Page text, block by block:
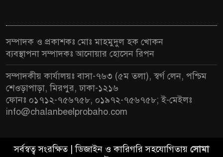
সম্পাদক ও প্রকাশকঃ মোঃ মাহমুদুল হক খোকন
ব্যবস্থাপনা সম্পাদকঃ আনোয়ার হোসেন রিপন
সম্পাদকীয় কার্যালয়ঃ বাসা-৭৬৩ (৫ম তলা), স্বর্গ লেন, পশ্চিম
শেওড়াপাড়া, মিরপুর, ঢাকা-১২১৬
ফোনঃ ০১৭১২-৭৫৬৭৫৮, ০১৯৭২-৭৫৬৭৫৮; ই-মেইলঃ
info@chalanbeelprobaho.com
সর্বস্বত্ব সংরক্ষিত | ডিজাইন ও কারিগরি সহযোগিতায় সোমা